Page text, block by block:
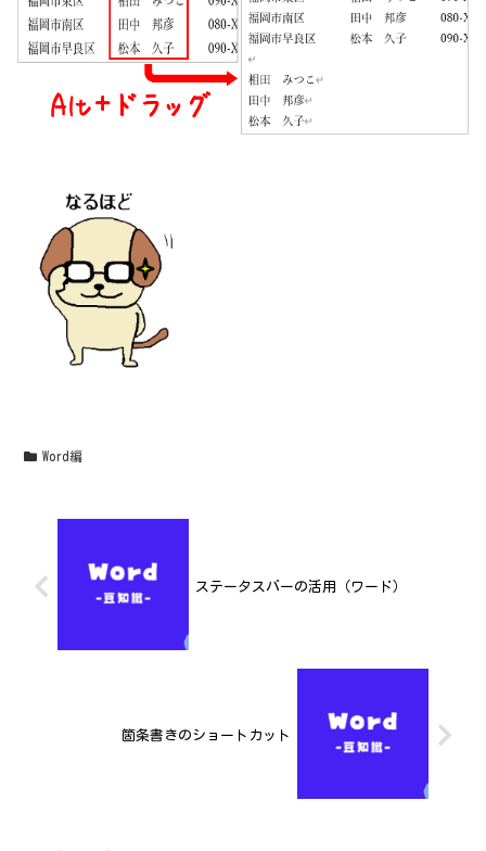
Word編
ステータスバーの活用（ワード）
箇条書きのショートカット